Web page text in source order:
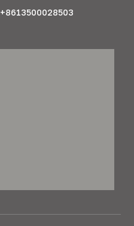
+8613500028503